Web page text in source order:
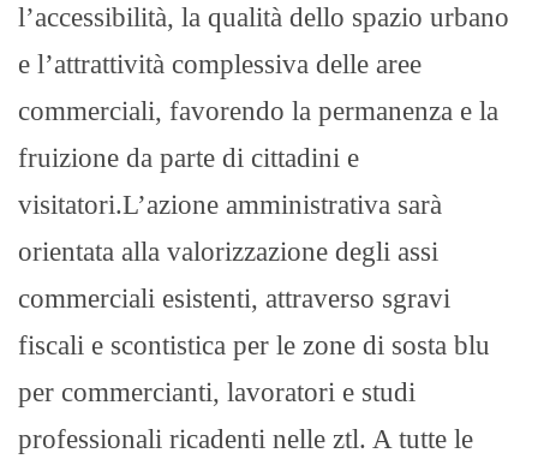
l’accessibilità, la qualità dello spazio urbano
e l’attrattività complessiva delle aree
commerciali, favorendo la permanenza e la
fruizione da parte di cittadini e
visitatori.L’azione amministrativa sarà
orientata alla valorizzazione degli assi
commerciali esistenti, attraverso sgravi
fiscali e scontistica per le zone di sosta blu
per commercianti, lavoratori e studi
professionali ricadenti nelle ztl. A tutte le